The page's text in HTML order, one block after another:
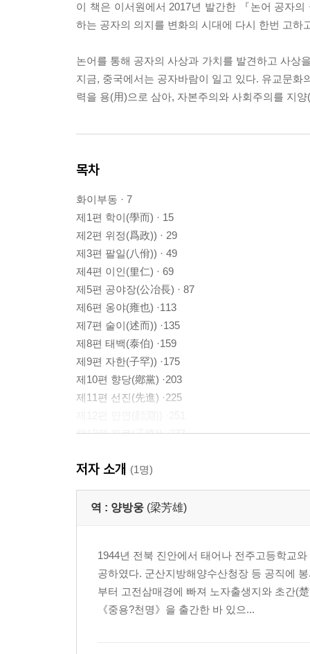
이 책은 이서원에서 2017년 발간한 『논어 공자
하는 공자의 의지를 변화의 시대에 다시 한번 고하
논어를 통해 공자의 사상과 가치를 발견하고 사상
지금, 중국에서는 공자바람이 일고 있다. 유교문
력을 용(用)으로 삼아, 자본주의와 사회주의를 지
목차
화이부동 · 7
제1편 학이(學而) · 15
제2편 위정(爲政)) · 29
제3편 팔일(八佾)) · 49
제4편 이인(里仁) · 69
제5편 공야장(公冶長) · 87
제6편 옹야(雍也) ·113
제7편 술이(述而)) ·135
제8편 태백(泰伯) ·159
제9편 자한(子罕)) ·175
제10편 향당(鄕黨) ·203
제11편 선진(先進) ·225
제13편 자로(子路)) ·277
제15편 위령공(衛靈公) ·337
제16편 계씨(季氏) ·361
제17편 양화(陽貨) ·383
제20편 요왈(堯曰) ·449
[부록] ·461
Ⅰ. 공자의 일생 ·463
저자 소개 (1명)
역 : 양방웅 (梁芳雄)
1944년 전북 진안에서 태어나 전주고등학교
공하였다. 군산지방해양수산청장 등 공직에
부터 고전삼매경에 빠져 노자출생지와 초간(
《중용?천명》을 출간한 바 있으...